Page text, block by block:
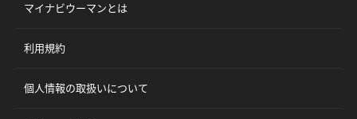
マイナビウーマンとは
利用規約
個人情報の取扱いについて